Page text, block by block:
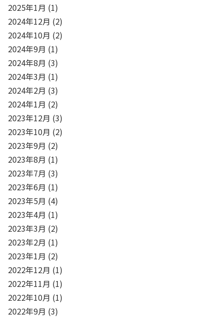
2025年1月 (1)
2024年12月 (2)
2024年10月 (2)
2024年9月 (1)
2024年8月 (3)
2024年3月 (1)
2024年2月 (3)
2024年1月 (2)
2023年12月 (3)
2023年10月 (2)
2023年9月 (2)
2023年8月 (1)
2023年7月 (3)
2023年6月 (1)
2023年5月 (4)
2023年4月 (1)
2023年3月 (2)
2023年2月 (1)
2023年1月 (2)
2022年12月 (1)
2022年11月 (1)
2022年10月 (1)
2022年9月 (3)